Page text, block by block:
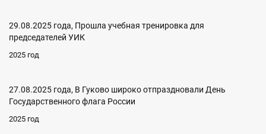
29.08.2025 года, Прошла учебная тренировка для
председателей УИК
2025 год
27.08.2025 года, В Гуково широко отпраздновали День
Государственного флага России
2025 год